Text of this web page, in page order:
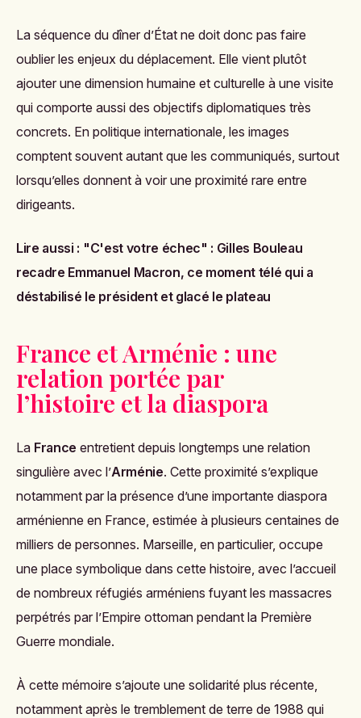
La séquence du dîner d’État ne doit donc pas faire
oublier les enjeux du déplacement. Elle vient plutôt
ajouter une dimension humaine et culturelle à une visite
qui comporte aussi des objectifs diplomatiques très
concrets. En politique internationale, les images
comptent souvent autant que les communiqués, surtout
lorsqu’elles donnent à voir une proximité rare entre
dirigeants.
Lire aussi : "C'est votre échec" : Gilles Bouleau
recadre Emmanuel Macron, ce moment télé qui a
déstabilisé le président et glacé le plateau
France et Arménie : une
relation portée par
l’histoire et la diaspora
La France entretient depuis longtemps une relation
singulière avec l’Arménie. Cette proximité s’explique
notamment par la présence d’une importante diaspora
arménienne en France, estimée à plusieurs centaines de
milliers de personnes. Marseille, en particulier, occupe
une place symbolique dans cette histoire, avec l’accueil
de nombreux réfugiés arméniens fuyant les massacres
perpétrés par l’Empire ottoman pendant la Première
Guerre mondiale.
À cette mémoire s’ajoute une solidarité plus récente,
notamment après le tremblement de terre de 1988 qui